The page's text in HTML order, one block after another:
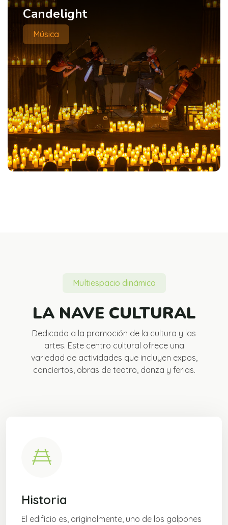
Ciudad de los Chicos
Multiespacio dinámico
LA NAVE CULTURAL
Dedicado a la promoción de la cultura y las
artes. Este centro cultural ofrece una
variedad de actividades que incluyen expos,
conciertos, obras de teatro, danza y ferias.
Historia
El edificio es, originalmente, uno de los galpones